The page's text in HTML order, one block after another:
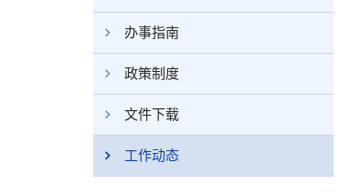
办事指南
政策制度
文件下载
工作动态